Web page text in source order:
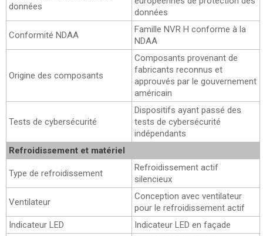
données
données
Conformité NDAA
Famille NVR H conforme à la
NDAA
Origine des composants
Composants provenant de
fabricants reconnus et
approuvés par le gouvernement
américain
Tests de cybersécurité
Dispositifs ayant passé des
tests de cybersécurité
indépendants
Refroidissement et matériel
Type de refroidissement
Refroidissement actif
silencieux
Ventilateur
Conception avec ventilateur
pour le refroidissement actif
Indicateur LED
Indicateur LED en façade